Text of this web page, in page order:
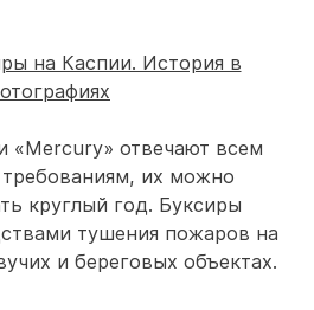
«Mercury» отвечают всем
их можно
круглый год. Буксиры
тушения пожаров на
и береговых объектах.